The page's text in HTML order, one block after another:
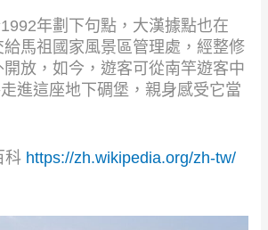
年劃下句點，大漢據點也在
馬祖國家風景區管理處，經整修
放，如今，遊客可從南竿遊客中
進這座地下碉堡，親身感受它當
科 https://zh.wikipedia.org/zh-tw/